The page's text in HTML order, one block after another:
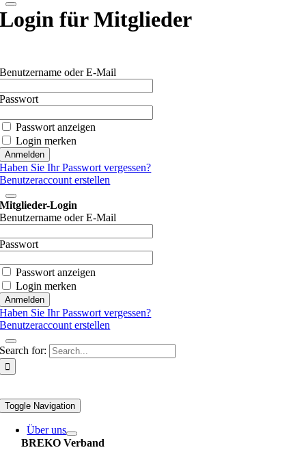
Login für Mitglieder
Benutzername oder E-Mail
Passwort
Passwort anzeigen
Login merken
Haben Sie Ihr Passwort vergessen?
Benutzeraccount erstellen
Mitglieder-Login
Benutzername oder E-Mail
Passwort
Passwort anzeigen
Login merken
Haben Sie Ihr Passwort vergessen?
Benutzeraccount erstellen
Search for:
Toggle Navigation
Über uns
BREKO Verband